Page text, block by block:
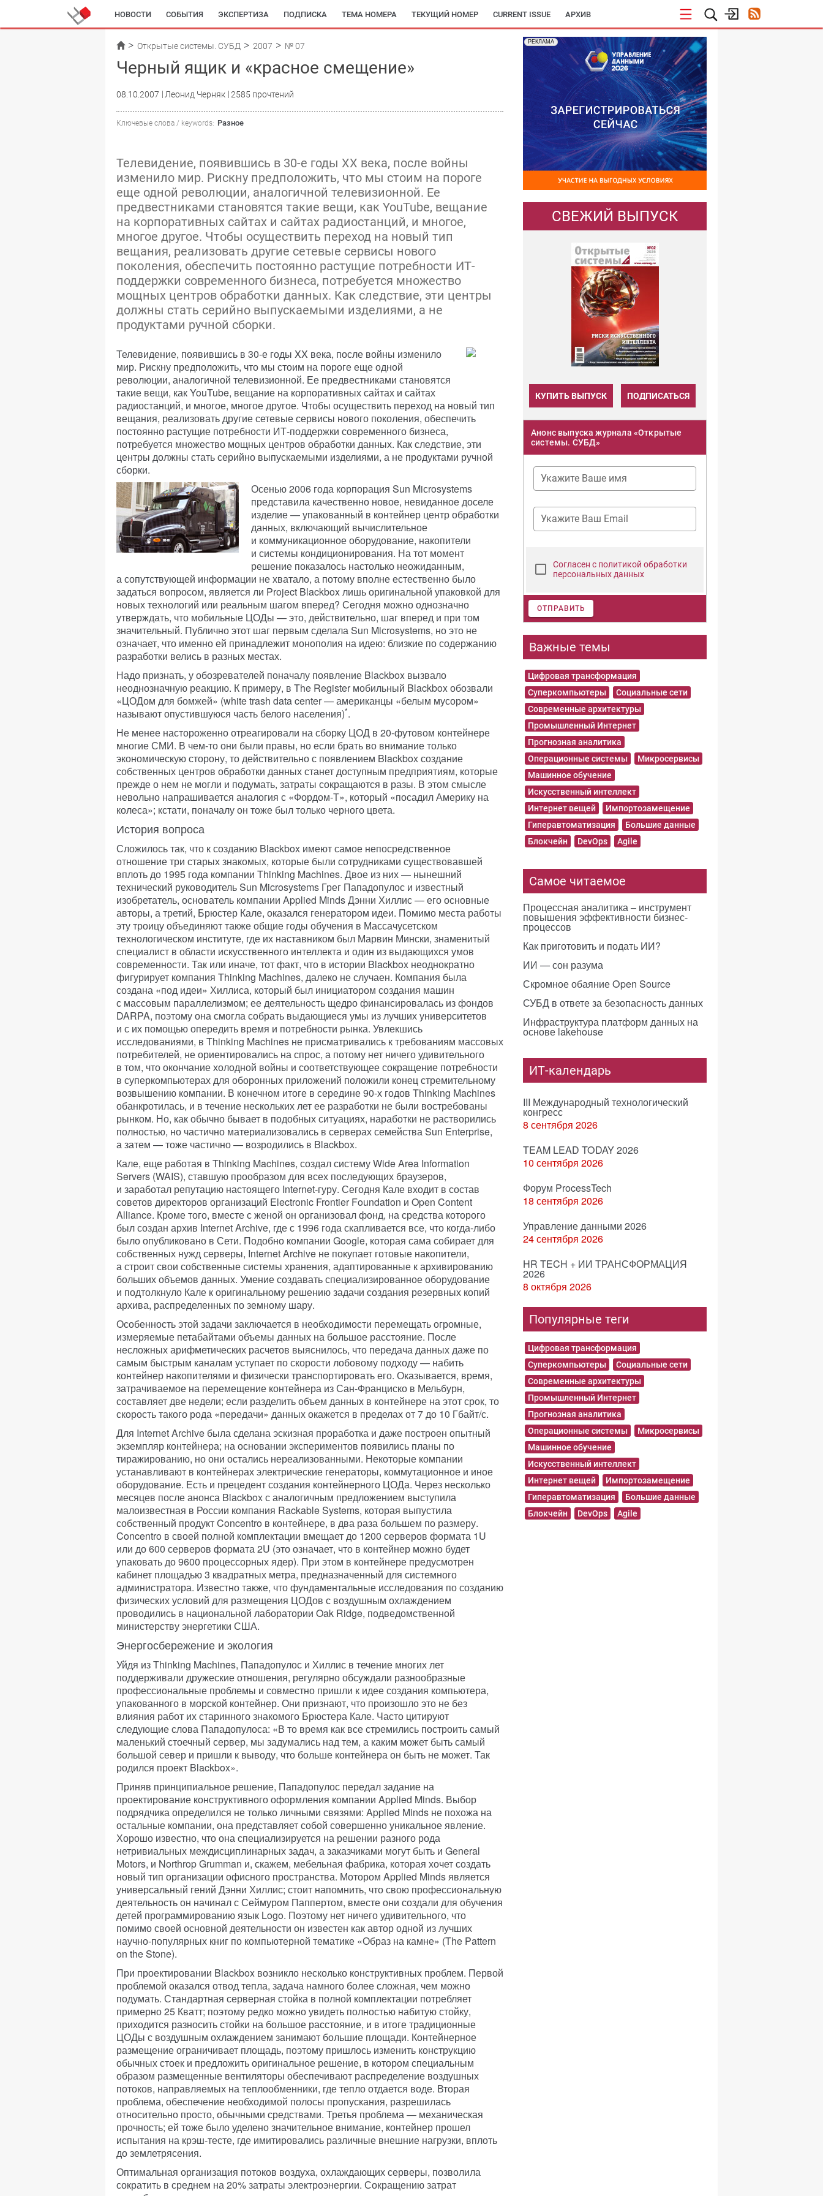
НОВОСТИ СОБЫТИЯ ЭКСПЕРТИЗА ПОДПИСКА ТЕМА НОМЕРА ТЕКУЩИЙ НОМЕР CURRENT ISSUE АРХИВ
Открытые системы. СУБД 2007 № 07
Черный ящик и «красное смещение»
08.10.2007 Леонид Черняк 2585 прочтений
Ключевые слова / keywords: Разное
Телевидение, появившись в 30-е годы XX века, после войны
изменило мир. Рискну предположить, что мы стоим на пороге
еще одной революции, аналогичной телевизионной. Ее
предвестниками становятся такие вещи, как YouTube, вещание
на корпоративных сайтах и сайтах радиостанций, и многое,
многое другое. Чтобы осуществить переход на новый тип
вещания, реализовать другие сетевые сервисы нового
поколения, обеспечить постоянно растущие потребности ИТ-
поддержки современного бизнеса, потребуется множество
мощных центров обработки данных. Как следствие, эти центры
должны стать серийно выпускаемыми изделиями, а не
продуктами ручной сборки.
Телевидение, появившись в 30-е годы XX века, после войны изменило
мир. Рискну предположить, что мы стоим на пороге еще одной
революции, аналогичной телевизионной. Ее предвестниками становятся
такие вещи, как YouTube, вещание на корпоративных сайтах и сайтах
радиостанций, и многое, многое другое. Чтобы осуществить переход на новый тип
вещания, реализовать другие сетевые сервисы нового поколения, обеспечить
постоянно растущие потребности ИТ-поддержки современного бизнеса,
потребуется множество мощных центров обработки данных. Как следствие, эти
центры должны стать серийно выпускаемыми изделиями, а не продуктами ручной
сборки.
Осенью 2006 года корпорация Sun Miсrosystems
представила качественно новое, невиданное доселе
изделие — упакованный в контейнер центр обработки
данных, включающий вычислительное
и коммуникационное оборудование, накопители
и системы кондиционирования. На тот момент
решение показалось настолько неожиданным,
а сопутствующей информации не хватало, а потому вполне естественно было
задаться вопросом, является ли Project Blackbox лишь оригинальной упаковкой для
новых технологий или реальным шагом вперед? Сегодня можно однозначно
утверждать, что мобильные ЦОДы — это, действительно, шаг вперед и при том
значительный. Публично этот шаг первым сделала Sun Miсrosystems, но это не
означает, что именно ей принадлежит монополия на идею: близкие по содержанию
разработки велись в разных местах.
Надо признать, у обозревателей поначалу появление Blackbox вызвало
неоднозначную реакцию. К примеру, в The Register мобильный Blackbox обозвали
«ЦОДом для бомжей» (white trash data center — американцы «белым мусором»
называют опустившуюся часть белого населения)*.
Не менее настороженно отреагировали на сборку ЦОД в 20-футовом контейнере
многие СМИ. В чем-то они были правы, но если брать во внимание только
экономическую сторону, то действительно с появлением Blackbox создание
собственных центров обработки данных станет доступным предприятиям, которые
прежде о нем не могли и подумать, затраты сокращаются в разы. В этом смысле
невольно напрашивается аналогия с «Фордом-Т», который «посадил Америку на
колеса»; кстати, поначалу он тоже был только черного цвета.
История вопроса
Сложилось так, что к созданию Blackbox имеют самое непосредственное
отношение три старых знакомых, которые были сотрудниками существовавшей
вплоть до 1995 года компании Thinking Machines. Двое из них — нынешний
технический руководитель Sun Microsystems Грег Пападопулос и известный
изобретатель, основатель компании Applied Minds Дэнни Хиллис — его основные
авторы, а третий, Брюстер Кале, оказался генератором идеи. Помимо места работы
эту троицу объединяют также общие годы обучения в Массачусетском
технологическом институте, где их наставником был Марвин Мински, знаменитый
специалист в области искусственного интеллекта и один из выдающихся умов
современности. Так или иначе, тот факт, что в истории Blackbox неоднократно
фигурирует компания Thinking Machines, далеко не случаен. Компания была
создана «под идеи» Хиллиса, который был инициатором создания машин
с массовым параллелизмом; ее деятельность щедро финансировалась из фондов
DARPA, поэтому она смогла собрать выдающиеся умы из лучших университетов
и с их помощью опередить время и потребности рынка. Увлекшись
исследованиями, в Thinking Machines не присматривались к требованиям массовых
потребителей, не ориентировались на спрос, а потому нет ничего удивительного
в том, что окончание холодной войны и соответствующее сокращение потребности
в суперкомпьютерах для оборонных приложений положили конец стремительному
возвышению компании. В конечном итоге в середине 90-х годов Thinking Machines
обанкротилась, и в течение нескольких лет ее разработки не были востребованы
рынком. Но, как обычно бывает в подобных ситуациях, наработки не растворились
полностью, но частично материализовались в серверах семейства Sun Enterprise,
а затем — тоже частично — возродились в Blackbox.
Кале, еще работая в Thinking Machines, создал систему Wide Area Information
Servers (WAIS), ставшую прообразом для всех последующих браузеров,
и заработал репутацию настоящего Internet-гуру. Сегодня Кале входит в состав
советов директоров организаций Electronic Frontier Foundation и Open Content
Alliance. Кроме того, вместе с женой он организовал фонд, на средства которого
был создан архив Internet Archive, где с 1996 года скапливается все, что когда-либо
было опубликовано в Сети. Подобно компании Google, которая сама собирает для
собственных нужд серверы, Internet Archive не покупает готовые накопители,
а строит свои собственные системы хранения, адаптированные к архивированию
больших объемов данных. Умение создавать специализированное оборудование
и подтолкнуло Кале к оригинальному решению задачи создания резервных копий
архива, распределенных по земному шару.
Особенность этой задачи заключается в необходимости перемещать огромные,
измеряемые петабайтами объемы данных на большое расстояние. После
несложных арифметических расчетов выяснилось, что передача данных даже по
самым быстрым каналам уступает по скорости лобовому подходу — набить
контейнер накопителями и физически транспортировать его. Оказывается, время,
затрачиваемое на перемещение контейнера из Сан-Франциско в Мельбурн,
составляет две недели; если разделить объем данных в контейнере на этот срок, то
скорость такого рода «передачи» данных окажется в пределах от 7 до 10 Гбайт/с.
Для Internet Archive была сделана эскизная проработка и даже построен опытный
экземпляр контейнера; на основании экспериментов появились планы по
тиражированию, но они остались нереализованными. Некоторые компании
устанавливают в контейнерах электрические генераторы, коммутационное и иное
оборудование. Есть и прецедент создания контейнерного ЦОДа. Через несколько
месяцев после анонса Blackbox с аналогичным предложением выступила
малоизвестная в России компания Rackable Systems, которая выпустила
собственный продукт Concentro в контейнере, в два раза большем по размеру.
Concentro в своей полной комплектации вмещает до 1200 серверов формата 1U
или до 600 серверов формата 2U (это означает, что в контейнер можно будет
упаковать до 9600 процессорных ядер). При этом в контейнере предусмотрен
кабинет площадью 3 квадратных метра, предназначенный для системного
администратора. Известно также, что фундаментальные исследования по созданию
физических условий для размещения ЦОДов с воздушным охлаждением
проводились в национальной лаборатории Oak Ridge, подведомственной
министерству энергетики США.
Энергосбережение и экология
Уйдя из Thinking Machines, Пападопулос и Хиллис в течение многих лет
поддерживали дружеские отношения, регулярно обсуждали разнообразные
профессиональные проблемы и совместно пришли к идее создания компьютера,
упакованного в морской контейнер. Они признают, что произошло это не без
влияния работ их старинного знакомого Брюстера Кале. Часто цитируют
следующие слова Пападопулоса: «В то время как все стремились построить самый
маленький стоечный сервер, мы задумались над тем, а каким может быть самый
большой север и пришли к выводу, что больше контейнера он быть не может. Так
родился проект Blackbox».
Приняв принципиальное решение, Пападопулос передал задание на
проектирование конструктивного оформления компании Applied Minds. Выбор
подрядчика определился не только личными связями: Applied Minds не похожа на
остальные компании, она представляет собой совершенно уникальное явление.
Хорошо известно, что она специализируется на решении разного рода
нетривиальных междисциплинарных задач, а заказчиками могут быть и General
Motors, и Northrop Grumman и, скажем, мебельная фабрика, которая хочет создать
новый тип организации офисного пространства. Мотором Applied Minds является
универсальный гений Дэнни Хиллис; стоит напомнить, что свою профессиональную
деятельность он начинал с Сеймуром Паппертом, вместе они создали для обучения
детей программированию язык Logo. Поэтому нет ничего удивительного, что
помимо своей основной деятельности он известен как автор одной из лучших
научно-популярных книг по компьютерной тематике «Образ на камне» (The Pattern
on the Stone).
При проектировании Blackbox возникло несколько конструктивных проблем. Первой
проблемой оказался отвод тепла, задача намного более сложная, чем можно
подумать. Стандартная серверная стойка в полной комплектации потребляет
примерно 25 Кватт; поэтому редко можно увидеть полностью набитую стойку,
приходится разносить стойки на большое расстояние, и в итоге традиционные
ЦОДы с воздушным охлаждением занимают большие площади. Контейнерное
размещение ограничивает площадь, поэтому пришлось изменить конструкцию
обычных стоек и предложить оригинальное решение, в котором специальным
образом размещенные вентиляторы обеспечивают распределение воздушных
потоков, направляемых на теплообменники, где тепло отдается воде. Вторая
проблема, обеспечение необходимой полосы пропускания, разрешилась
относительно просто, обычными средствами. Третья проблема — механическая
прочность; ей тоже было уделено значительное внимание, контейнер прошел
испытания на крэш-тесте, где имитировались различные внешние нагрузки, вплоть
до землетрясения.
Оптимальная организация потоков воздуха, охлаждающих серверы, позволила
сократить в среднем на 20% затраты электроэнергии. Сокращению затрат
РЕКЛАМА
СВЕЖИЙ ВЫПУСК
КУПИТЬ ВЫПУСК ПОДПИСАТЬСЯ
Анонс выпуска журнала «Открытые
системы. СУБД»
Укажите Ваше имя
Укажите Ваш Email
Согласен с политикой обработки
персональных данных
ОТПРАВИТЬ
Важные темы
Цифровая трансформация
Суперкомпьютеры
Социальные сети
Современные архитектуры
Промышленный Интернет
Прогнозная аналитика
Операционные системы
Микросервисы
Машинное обучение
Искусственный интеллект
Интернет вещей
Импортозамещение
Гиперавтоматизация
Большие данные
Блокчейн
DevOps Agile
Самое читаемое
Процессная аналитика – инструмент
повышения эффективности бизнес-
процессов
Как приготовить и подать ИИ?
ИИ — сон разума
Скромное обаяние Open Source
СУБД в ответе за безопасность данных
Инфраструктура платформ данных на
основе lakehouse
ИТ-календарь
III Международный технологический
конгресс
8 сентября 2026
TEAM LEAD TODAY 2026
10 сентября 2026
Форум ProcessTech
18 сентября 2026
Управление данными 2026
24 сентября 2026
HR TECH + ИИ ТРАНСФОРМАЦИЯ
2026
8 октября 2026
Популярные теги
Цифровая трансформация
Суперкомпьютеры
Социальные сети
Современные архитектуры
Промышленный Интернет
Прогнозная аналитика
Операционные системы
Микросервисы
Машинное обучение
Искусственный интеллект
Интернет вещей
Импортозамещение
Гиперавтоматизация
Большие данные
Блокчейн
DevOps Agile